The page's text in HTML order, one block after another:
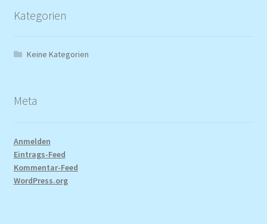
Kategorien
Keine Kategorien
Meta
Anmelden
Eintrags-Feed
Kommentar-Feed
WordPress.org